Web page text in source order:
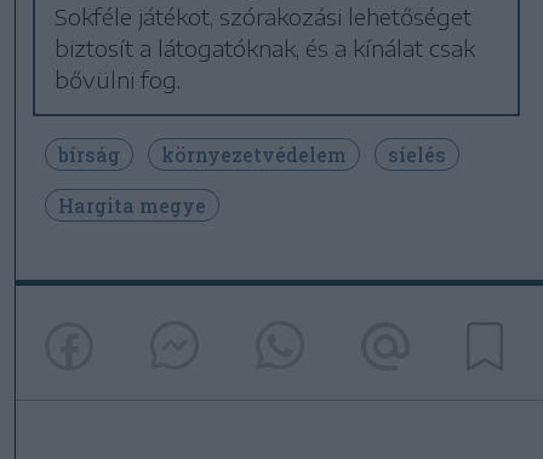
Sokféle játékot, szórakozási lehetőséget
biztosít a látogatóknak, és a kínálat csak
bővülni fog.
bírság környezetvédelem
síelés
Hargita megye